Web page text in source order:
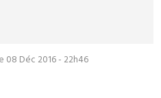
08 Déc 2016 - 22h46